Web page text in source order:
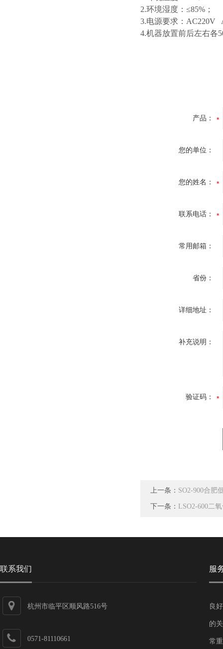
2.环境湿度：≤85%；
3.电源要求：AC220V
4.机器放置前后左右各
产品：
您的单位：
您的姓名：
联系电话：
常用邮箱：
省份：
详细地址：
补充说明：
验证码：
上一条： SO2-900合肥
下一条： LSO2-600二
联系我们
杭州市临平区顺风路516号
0571-81110661
服
良
的
常